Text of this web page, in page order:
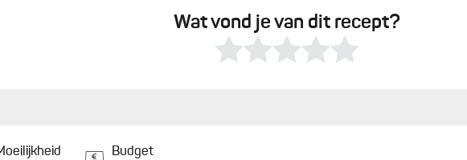
Wat vond je van dit recept?
Budget